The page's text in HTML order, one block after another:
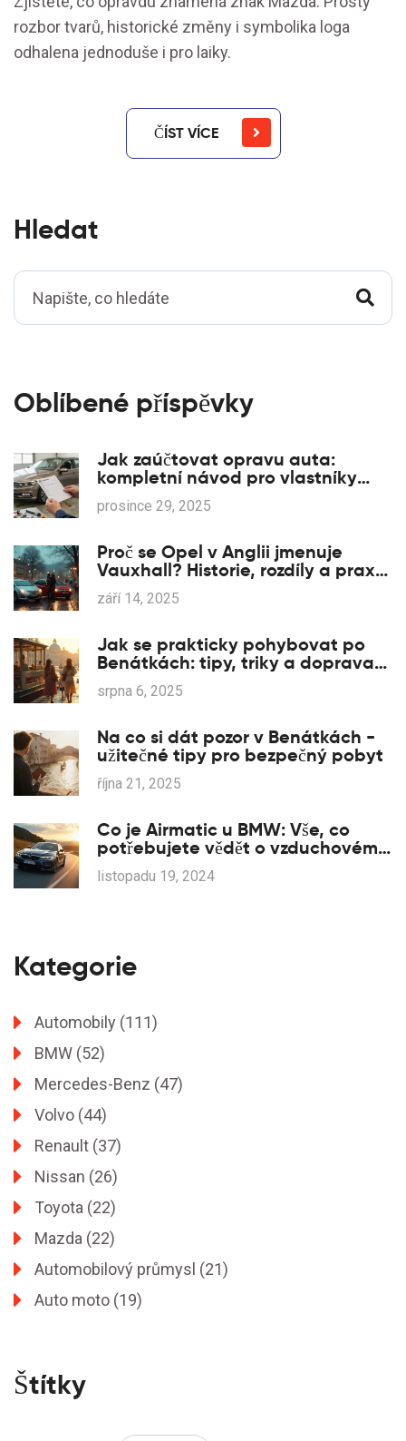
rozbor tvarů, historické změny i symbolika loga
odhalena jednoduše i pro laiky.
ČÍST VÍCE
Hledat
Oblíbené příspěvky
Jak zaúčtovat opravu auta:
kompletní návod pro vlastníky
Volkswagen
prosince 29, 2025
Proč se Opel v Anglii jmenuje
Vauxhall? Historie, rozdíly a praxe
2025
září 14, 2025
Jak se prakticky pohybovat po
Benátkách: tipy, triky a doprava
ve městě na vodě
srpna 6, 2025
Na co si dát pozor v Benátkách -
užitečné tipy pro bezpečný pobyt
října 21, 2025
Co je Airmatic u BMW: Vše, co
potřebujete vědět o vzduchovém
odpružení
listopadu 19, 2024
Kategorie
Automobily (111)
BMW (52)
Mercedes-Benz (47)
Volvo (44)
Renault (37)
Nissan (26)
Toyota (22)
Mazda (22)
Automobilový průmysl (21)
Auto moto (19)
Štítky